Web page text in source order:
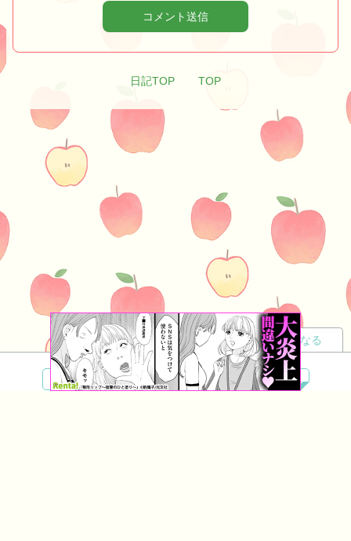
コメント送信
日記TOP TOP
夢小説 ツイステ R18 鬼滅の刃 BL
読者になる